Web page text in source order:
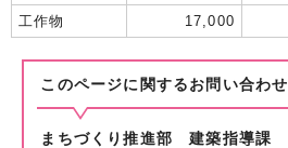
工作物
17,000
このページに関する お問い合わせ
まちづくり推進部 建築指導課